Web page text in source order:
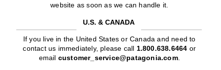
website as soon as we can handle it.
U.S. & CANADA
If you live in the United States or Canada and need to
contact us immediately, please call 1.800.638.6464 or
email customer_service@patagonia.com.